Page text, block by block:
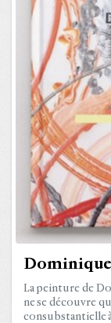
La peinture de
ne se découvre
consubstantielle